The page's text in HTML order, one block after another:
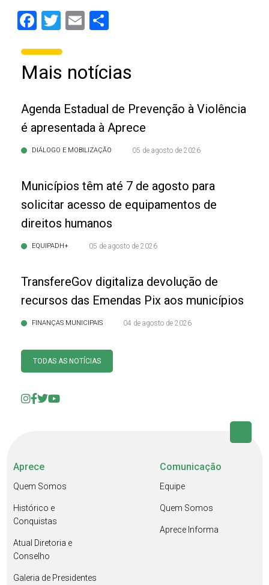
Facebook
Twitter
Email
Mais notícias
Agenda Estadual de Prevenção à Violência
é apresentada à Aprece
DIÁLOGO E MOBILIZAÇÃO 05 de agosto de 2026
Municípios têm até 7 de agosto para
solicitar acesso de equipamentos de
direitos humanos
EQUIPADH+ 05 de agosto de 2026
TransfereGov digitaliza devolução de
recursos das Emendas Pix aos municípios
FINANÇAS MUNICIPAIS 04 de agosto de 2026
TODAS AS NOTÍCIAS
Aprece
Quem Somos
Histórico e
Conquistas
Atual Diretoria e
Conselho
Galeria de Presidentes
Comunicação
Equipe
Quem Somos
Aprece Informa